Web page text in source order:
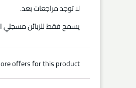
لا توجد مراجعات بعد.
يسمح فقط للزبائن مسجلي
offers for this product!